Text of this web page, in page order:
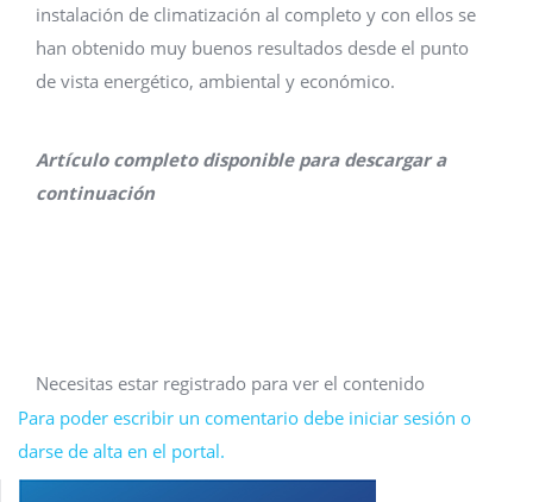
instalación de climatización al completo y con ellos se
han obtenido muy buenos resultados desde el punto
de vista energético, ambiental y económico.
Artículo completo disponible para descargar a
continuación
Necesitas estar registrado para ver el contenido
Para poder escribir un comentario debe iniciar sesión o
darse de alta en el portal.